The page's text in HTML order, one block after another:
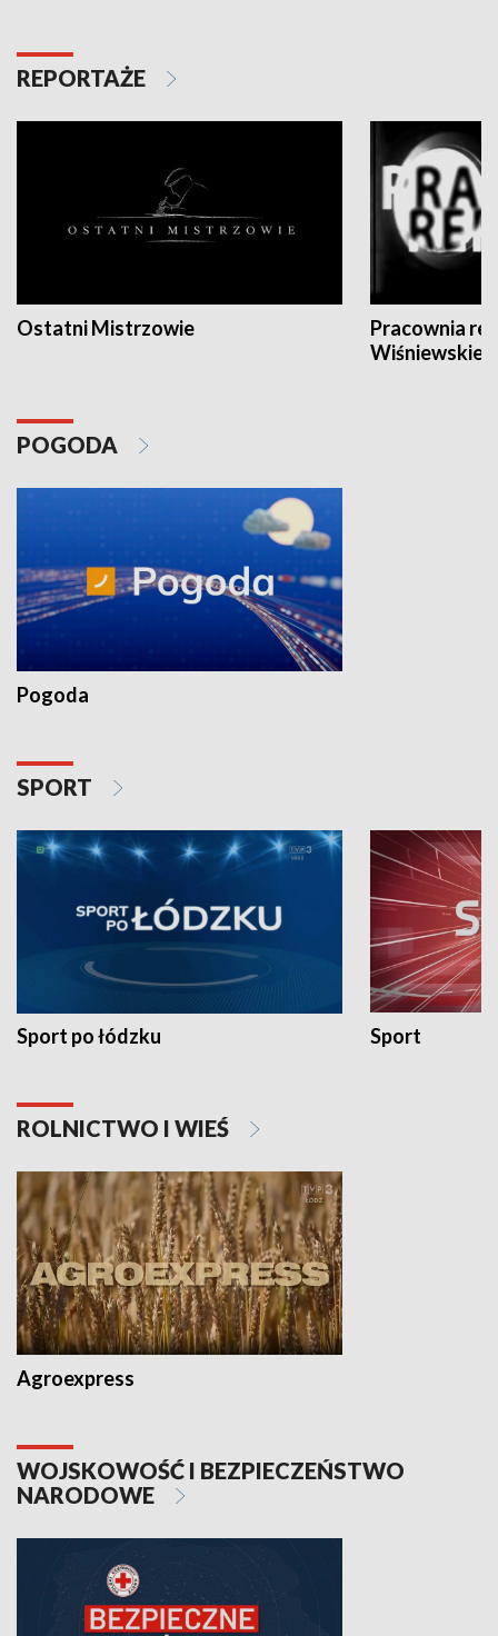
REPORTAŻE
Ostatni Mistrzowie
Pracownia
POGODA
Pogoda
SPORT
Sport po łódzku Sport
ROLNICTWO I WIEŚ
Agroexpress
WOJSKOWOŚĆ I BEZPIECZEŃSTWO
NARODOWE